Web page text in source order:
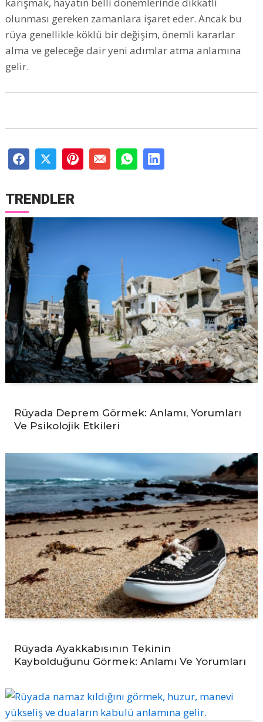
olunması gereken zamanlara işaret eder. Ancak bu
rüya genellikle köklü bir değişim, önemli kararlar
alma ve geleceğe dair yeni adımlar atma anlamına
gelir.
TRENDLER
Rüyada Deprem Görmek: Anlamı, Yorumları
Ve Psikolojik Etkileri
Rüyada Ayakkabısının Tekinin
Kaybolduğunu Görmek: Anlamı Ve Yorumları